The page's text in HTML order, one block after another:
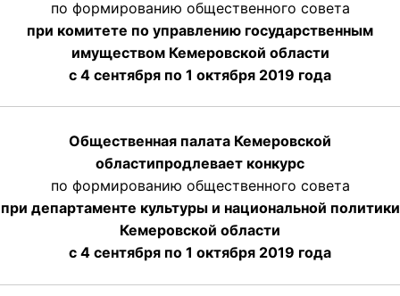
по формированию общественного совета
при комитете по управлению государственным
имуществом Кемеровской области
с 4 сентября по 1 октября 2019 года
Общественная палата Кемеровской
областипродлевает конкурс
по формированию общественного совета
при департаменте культуры и национальной политики
Кемеровской области
с 4 сентября по 1 октября 2019 года